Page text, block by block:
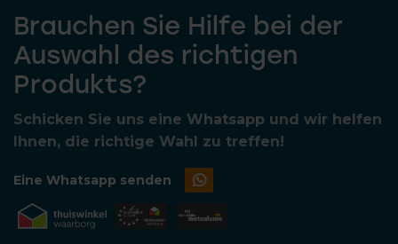
Brauchen Sie Hilfe bei der
Auswahl des richtigen
Produkts?
Schicken Sie uns eine Whatsapp und wir helfen
Ihnen, die richtige Wahl zu treffen!
Eine Whatsapp senden